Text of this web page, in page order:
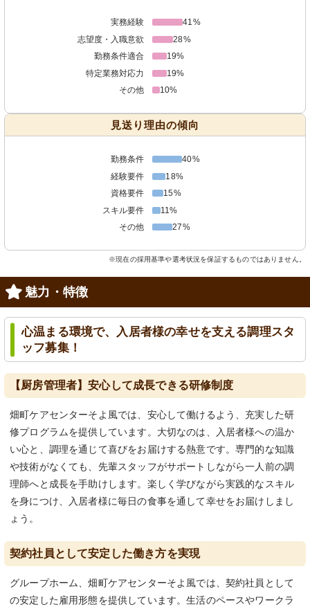
実務経験
41%
志望度・入職意欲
28%
勤務条件適合
19%
特定業務対応力
19%
その他
10%
見送り理由の傾向
勤務条件
40%
経験要件
18%
資格要件
15%
スキル要件
11%
その他
27%
※現在の採用基準や選考状況を保証するものではありません。
魅力・特徴
心温まる環境で、入居者様の幸せを支える調理スタ
ッフ募集！
【厨房管理者】安心して成長できる研修制度
畑町ケアセンターそよ風では、安心して働けるよう、充実した研
修プログラムを提供しています。大切なのは、入居者様への温か
い心と、調理を通じて喜びをお届けする熱意です。専門的な知識
や技術がなくても、先輩スタッフがサポートしながら一人前の調
理師へと成長を手助けします。楽しく学びながら実践的なスキル
を身につけ、入居者様に毎日の食事を通して幸せをお届けしまし
ょう。
契約社員として安定した働き方を実現
グループホーム、畑町ケアセンターそよ風では、契約社員として
の安定した雇用形態を提供しています。生活のペースやワークラ